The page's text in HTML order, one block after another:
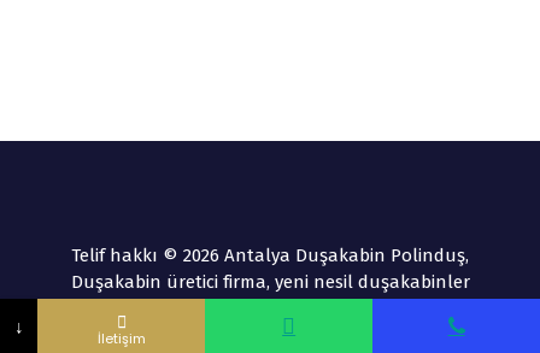
Telif hakkı © 2026 Antalya Duşakabin Polinduş,
Duşakabin üretici firma, yeni nesil duşakabinler
↓ İletişim